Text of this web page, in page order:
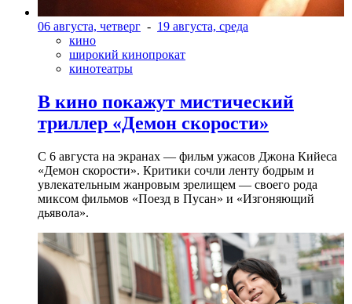
06 августа, четверг - 19 августа, среда
кино
широкий кинопрокат
кинотеатры
В кино покажут мистический
триллер «Демон скорости»
С 6 августа на экранах — фильм ужасов Джона Кийеса
«Демон скорости». Критики сочли ленту бодрым и
увлекательным жанровым зрелищeм — своего рода
миксом фильмов «Поезд в Пусан» и «Изгоняющий
дьявола».